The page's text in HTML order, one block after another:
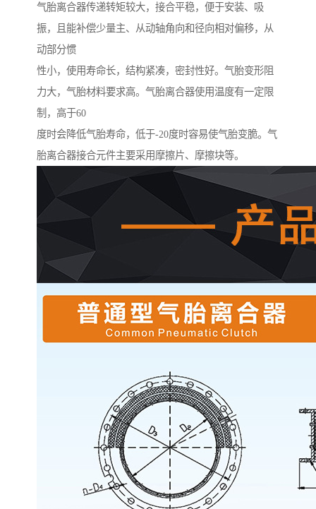
气胎离合器传递转矩较大，接合平稳，便于安装、吸
振，且能补偿少量主、从动轴角向和径向相对偏移，从
动部分惯
性小，使用寿命长，结构紧凑，密封性好。气胎变形阻
力大，气胎材料要求高。气胎离合器使用温度有一定限
制，高于60
度时会降低气胎寿命，低于-20度时容易使气胎变脆。气
胎离合器接合元件主要采用摩擦片、摩擦块等。